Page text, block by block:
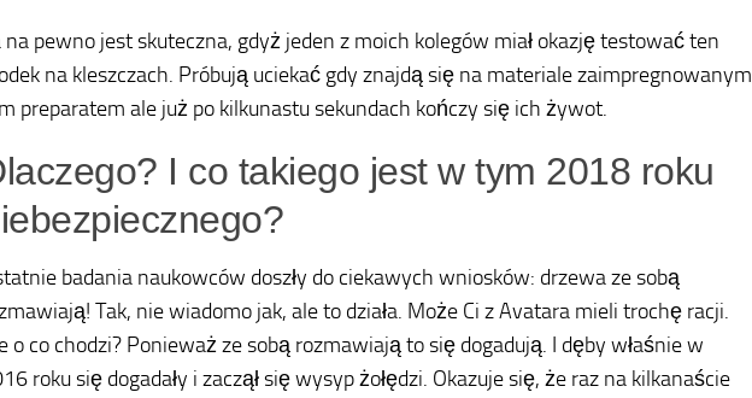
na pewno jest skuteczna, gdyż jeden z moich kolegów miał okazję testować ten
na kleszczach. Próbują uciekać gdy znajdą się na materiale zaimpregnowanym
preparatem ale już po kilkunastu sekundach kończy się ich żywot.
I co takiego jest w tym 2018 roku
badania naukowców doszły do ciekawych wniosków: drzewa ze sobą
Tak, nie wiadomo jak, ale to działa. Może Ci z Avatara mieli trochę racji.
o co chodzi? Ponieważ ze sobą rozmawiają to się dogadują. I dęby właśnie w
roku się dogadały i zaczął się wysyp żołędzi. Okazuje się, że raz na kilkanaście